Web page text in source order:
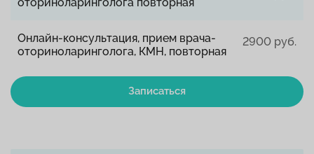
Онлайн-консультация, прием врача-
оториноларинголога, КМН, повторная
2900 руб.
Записаться